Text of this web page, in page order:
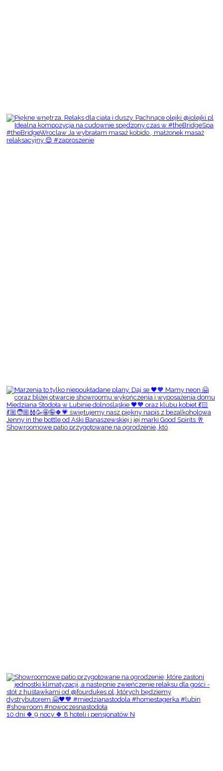
Showroomowe patio przygotowane na ogrodzenie, któ
10 dni 🍀 9 nocy 🍀 8 hoteli i pensjonatów N